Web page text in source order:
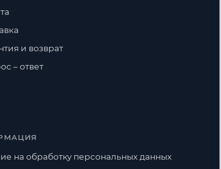
и возврат
– ответ
на обработку персональных данных